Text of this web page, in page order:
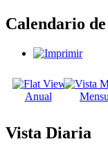
Calendario de
Anual
Vista Diaria